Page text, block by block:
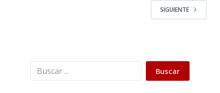
SIGUIENTE
Buscar Buscar